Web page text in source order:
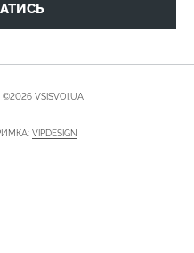
VSISVOI.UA
VIPDESIGN